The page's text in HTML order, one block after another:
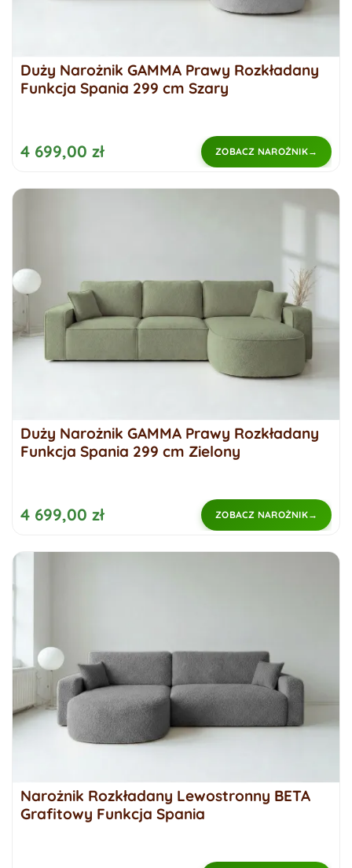
Duży Narożnik GAMMA Prawy Rozkładany
Funkcja Spania 299 cm Szary
4 699,00 zł ZOBACZ NAROŻNIK
Duży Narożnik GAMMA Prawy Rozkładany
Funkcja Spania 299 cm Zielony
4 699,00 zł ZOBACZ NAROŻNIK
Narożnik Rozkładany Lewostronny BETA
Grafitowy Funkcja Spania